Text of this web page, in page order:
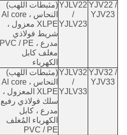
YJV22 /
YJV23
YJLV22
/
YJLV23
(مثبطات اللهب)
النحاس ، Al core
XLPE معزول ،
شريط فولاذي
مدرع ، PVC / PE
مغلف كابل
الكهرباء
YJV32 /
YJV33
YJLV32
/
YJLV33
(مثبطات اللهب)
النحاس ، Al core
XLPE المعزول ،
سلك فولاذي رفيع
مدرع ، كابل
الكهرباء المُغلف
PVC / PE